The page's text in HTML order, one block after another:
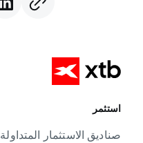
استثمر
صناديق الاستثمار المتداولة